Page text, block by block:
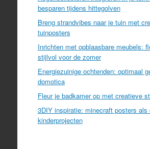
besparen tijdens hittegolven
Breng strandvibes naar je tuin met
tuinposters
Inrichten met opblaasbare meubels:
stijlvol voor de zomer
Energiezuinige ochtenden: optimaal
domotica
Fleur je badkamer op met creatieve
3DIY inspiratie: minecraft posters als
kinderprojecten